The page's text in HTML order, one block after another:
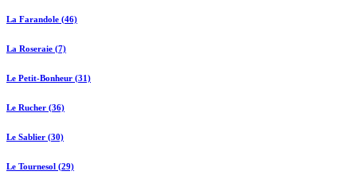
La Farandole (46)
La Roseraie (7)
Le Petit-Bonheur (31)
Le Rucher (36)
Le Sablier (30)
Le Tournesol (29)